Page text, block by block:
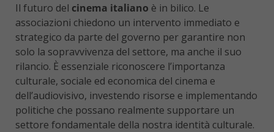
Il futuro del cinema italiano è in bilico. Le
associazioni chiedono un intervento immediato e
strategico da parte del governo per garantire non
solo la sopravvivenza del settore, ma anche il suo
rilancio. È essenziale riconoscere l’importanza
culturale, sociale ed economica del cinema e
dell’audiovisivo, investendo risorse e implementando
politiche che possano realmente supportare un
settore fondamentale della nostra identità culturale.